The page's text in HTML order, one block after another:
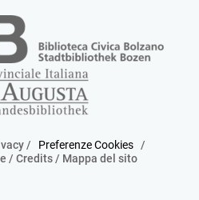
/ Preferenze Cookies /
/ Credits/ Mappa del sito